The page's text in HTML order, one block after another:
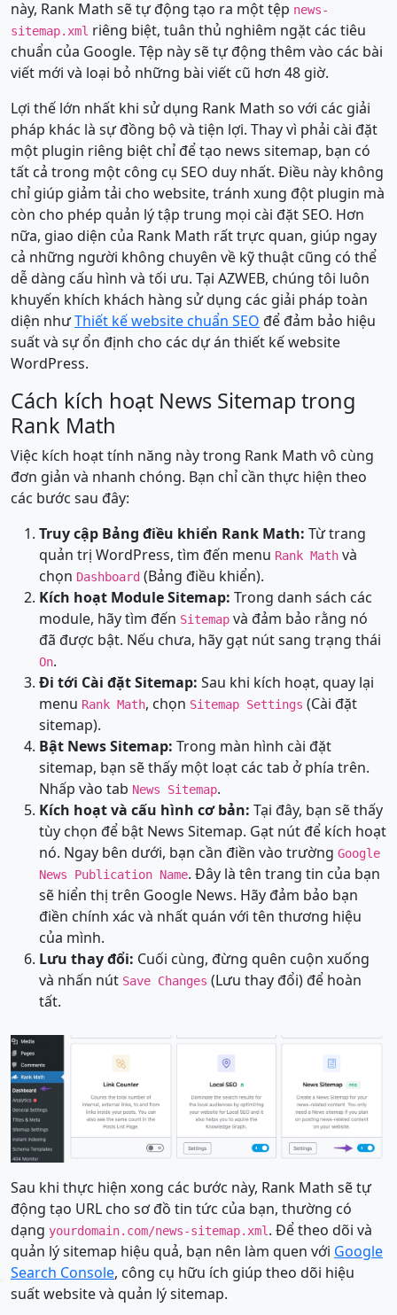
này, Rank Math sẽ tự động tạo ra một tệp news-
sitemap.xml riêng biệt, tuân thủ nghiêm ngặt các tiêu
chuẩn của Google. Tệp này sẽ tự động thêm vào các bài
viết mới và loại bỏ những bài viết cũ hơn 48 giờ.
Lợi thế lớn nhất khi sử dụng Rank Math so với các giải
pháp khác là sự đồng bộ và tiện lợi. Thay vì phải cài đặt
một plugin riêng biệt chỉ để tạo news sitemap, bạn có
tất cả trong một công cụ SEO duy nhất. Điều này không
chỉ giúp giảm tải cho website, tránh xung đột plugin mà
còn cho phép quản lý tập trung mọi cài đặt SEO. Hơn
nữa, giao diện của Rank Math rất trực quan, giúp ngay
cả những người không chuyên về kỹ thuật cũng có thể
dễ dàng cấu hình và tối ưu. Tại AZWEB, chúng tôi luôn
khuyến khích khách hàng sử dụng các giải pháp toàn
diện nhưThiết kế website chuẩn SEO để đảm bảo hiệu
suất và sự ổn định cho các dự án thiết kế website
WordPress.
Cách kích hoạt News Sitemap trong
Rank Math
Việc kích hoạt tính năng này trong Rank Math vô cùng
đơn giản và nhanh chóng. Bạn chỉ cần thực hiện theo
các bước sau đây:
Truy cập Bảng điều khiển Rank Math: Từ trang
quản trị WordPress, tìm đến menu Rank Math và
chọn Dashboard (Bảng điều khiển).
Kích hoạt Module Sitemap: Trong danh sách các
module, hãy tìm đến Sitemap và đảm bảo rằng nó
đã được bật. Nếu chưa, hãy gạt nút sang trạng thái
On.
Đi tới Cài đặt Sitemap: Sau khi kích hoạt, quay lại
menu Rank Math, chọn Sitemap Settings (Cài đặt
sitemap).
Bật News Sitemap: Trong màn hình cài đặt
sitemap, bạn sẽ thấy một loạt các tab ở phía trên.
Nhấp vào tab News Sitemap.
Kích hoạt và cấu hình cơ bản: Tại đây, bạn sẽ thấy
tùy chọn để bật News Sitemap. Gạt nút để kích hoạt
nó. Ngay bên dưới, bạn cần điền vào trường Google
News Publication Name. Đây là tên trang tin của bạn
sẽ hiển thị trên Google News. Hãy đảm bảo bạn
điền chính xác và nhất quán với tên thương hiệu
của mình.
Lưu thay đổi: Cuối cùng, đừng quên cuộn xuống
và nhấn nút Save Changes (Lưu thay đổi) để hoàn
tất.
Sau khi thực hiện xong các bước này, Rank Math sẽ tự
động tạo URL cho sơ đồ tin tức của bạn, thường có
dạng yourdomain.com/news-sitemap.xml . Để theo dõi và
quản lý sitemap hiệu quả, bạn nên làm quen với Google
Search Console, công cụ hữu ích giúp theo dõi hiệu
suất website và quản lý sitemap.